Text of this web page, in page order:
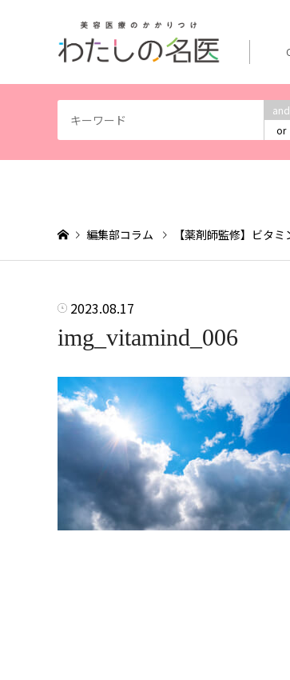
and
or
編集部コラム 【薬剤師監修】ビタ
2023.08.17
img_vitamind_006